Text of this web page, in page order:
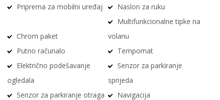
Priprema za mobilni uređaj
Naslon za ruku
Chrom paket
Multifunkcionalne tipke na
volanu
Putno računalo
Tempomat
Električno podešavanje
ogledala
Senzor za parkiranje
sprijeda
Senzor za parkiranje otraga
Navigacija